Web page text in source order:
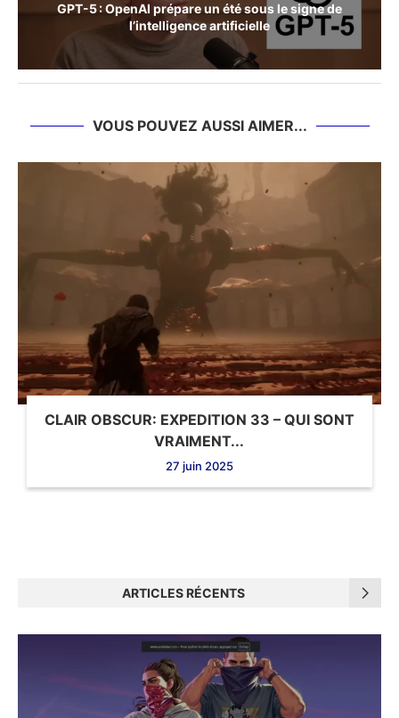
GPT-5 : OpenAI prépare un été sous le signe de
l’intelligence artificielle
VOUS POUVEZ AUSSI AIMER...
CLAIR OBSCUR: EXPEDITION 33 – QUI SONT
VRAIMENT...
27 juin 2025
ARTICLES RÉCENTS